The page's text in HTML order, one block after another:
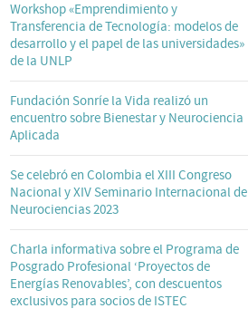
Workshop «Emprendimiento y
Transferencia de Tecnología: modelos de
desarrollo y el papel de las universidades»
de la UNLP
Fundación Sonríe la Vida realizó un
encuentro sobre Bienestar y Neurociencia
Aplicada
Se celebró en Colombia el XIII Congreso
Nacional y XIV Seminario Internacional de
Neurociencias 2023
Charla informativa sobre el Programa de
Posgrado Profesional ‘Proyectos de
Energías Renovables’, con descuentos
exclusivos para socios de ISTEC